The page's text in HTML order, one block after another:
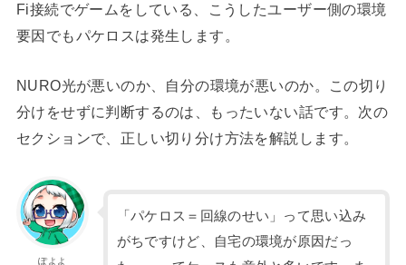
Fi接続でゲームをしている、こうしたユーザー側の環境
要因でもパケロスは発生します。
NURO光が悪いのか、自分の環境が悪いのか。この切り
分けをせずに判断するのは、もったいない話です。次の
セクションで、正しい切り分け方法を解説します。
ぽよよ
「パケロス＝回線のせい」って思い込み
がちですけど、自宅の環境が原因だっ